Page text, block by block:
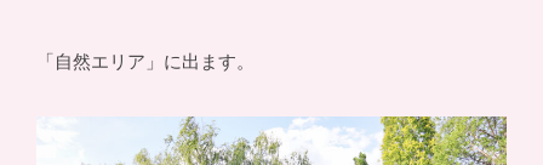
「自然エリア」に出ます。